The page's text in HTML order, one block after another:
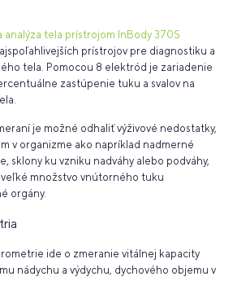
analýza tela prístrojom InBody 370S
prístrojov pre diagnostiku a
tela. Pomocou 8 elektród je zariadenie
zastúpenie tuku a svalov na
je možné odhaliť výživové nedostatky,
v organizme ako napríklad nadmerné
sklony ku vzniku nadváhy alebo podváhy,
veľké množstvo vnútorného tuku
orgány.
ide o zmeranie vitálnej kapacity
nádychu a výdychu, dychového objemu v